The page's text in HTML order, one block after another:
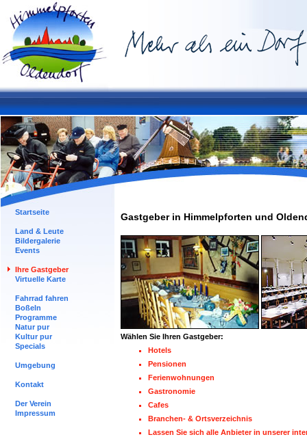
Startseite
Land & Leute
Bildergalerie
Events
Ihre Gastgeber
Virtuelle Karte
Fahrrad fahren
Boßeln
Programme
Natur pur
Kultur pur
Specials
Umgebung
Kontakt
Der Verein
Impressum
Gastgeber in Himmelpforten und
Wählen Sie Ihren Gastgeber:
Hotels
Pensionen
Ferienwohnungen
Gastronomie
Cafes
Branchen- & Ortsverzeichnis
Lassen Sie sich alle Anbieter in unserer